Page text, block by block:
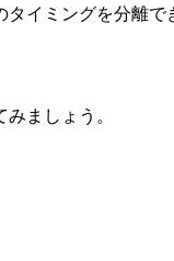
イミングを分離
ましょう。